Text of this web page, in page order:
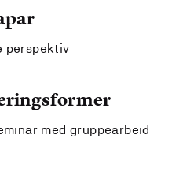
perspektiv
med gruppearbeid